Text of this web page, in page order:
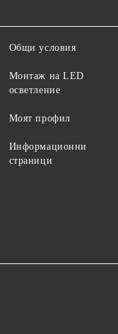
Общи условия
Монтаж на LED
осветление
Моят профил
Информационни
страници